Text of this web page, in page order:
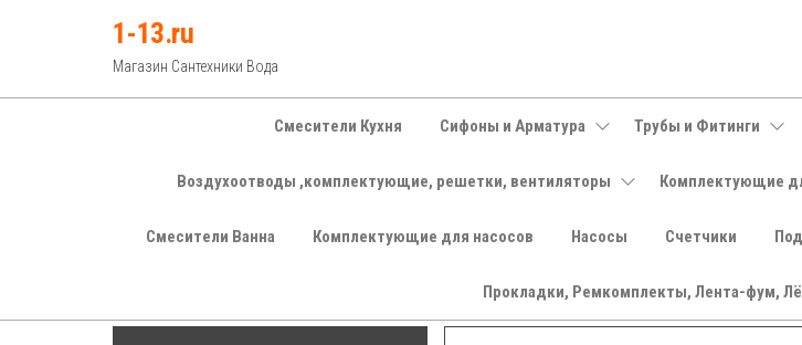
1-13.ru
Магазин Сантехники Вода
Смесители Кухня Сифоны и Арматура Трубы и Фитинги
Воздухоотводы ,комплектующие, решетки, вентиляторы Комплектующие
Смесители Ванна Комплектующие для насосов Насосы Счетчики
Прокладки, Ремкомплекты, Лента-фум,